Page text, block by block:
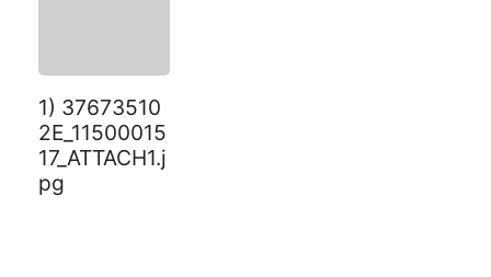
1) 37673510
2E_11500015
17_ATTACH1.j
pg